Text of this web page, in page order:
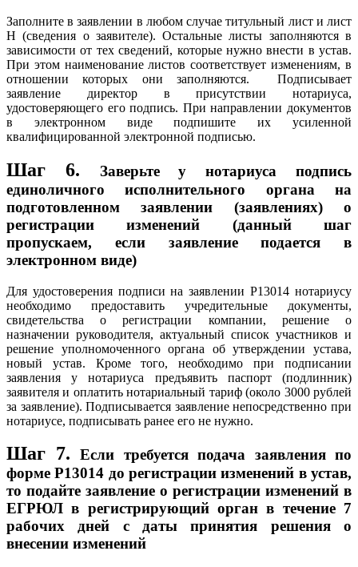
Заполните в заявлении в любом случае титульный лист и лист
Н (сведения о заявителе). Остальные листы заполняются в
зависимости от тех сведений, которые нужно внести в устав.
При этом наименование листов соответствует изменениям, в
отношении которых они заполняются. Подписывает
заявление директор в присутствии нотариуса,
удостоверяющего его подпись. При направлении документов
в электронном виде подпишите их усиленной
квалифицированной электронной подписью.
Шаг 6.
Заверьте у нотариуса подпись
единоличного исполнительного органа на
подготовленном заявлении (заявлениях) о
регистрации изменений (данный шаг
пропускаем, если заявление подается в
электронном виде)
Для удостоверения подписи на заявлении Р13014 нотариусу
необходимо предоставить учредительные документы,
свидетельства о регистрации компании, решение о
назначении руководителя, актуальный список участников и
решение уполномоченного органа об утверждении устава,
новый устав. Кроме того, необходимо при подписании
заявления у нотариуса предъявить паспорт (подлинник)
заявителя и оплатить нотариальный тариф (около 3000 рублей
за заявление). Подписывается заявление непосредственно при
нотариусе, подписывать ранее его не нужно.
Шаг 7.
Если требуется подача заявления по
форме P13014 до регистрации изменений в устав,
то подайте заявление о регистрации изменений в
ЕГРЮЛ в регистрирующий орган в течение 7
рабочих дней с даты принятия решения о
внесении изменений